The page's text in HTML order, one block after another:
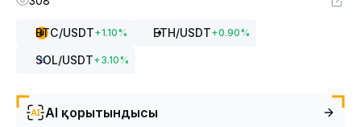
BTC/USDT+1.10% ETH/USDT+0.90%
SOL/USDT+3.10%
AI қорытындысы